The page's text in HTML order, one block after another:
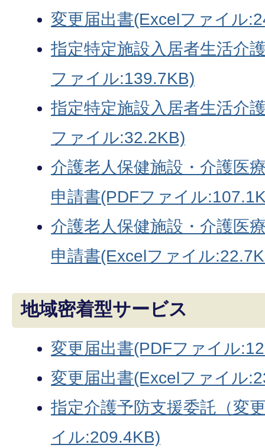
変更届出書(Excelファイル
指定特定施設入居者生活介
ファイル:139.7KB)
指定特定施設入居者生活介
ファイル:32.2KB)
介護老人保健施設・介護医
申請書(PDFファイル
介護老人保健施設・介護医
申請書(Excelファイル
地域密着型サービス
変更届出書(PDFファイル
変更届出書(Excelファイル
指定介護予防支援委託（変
イル:209.4KB)